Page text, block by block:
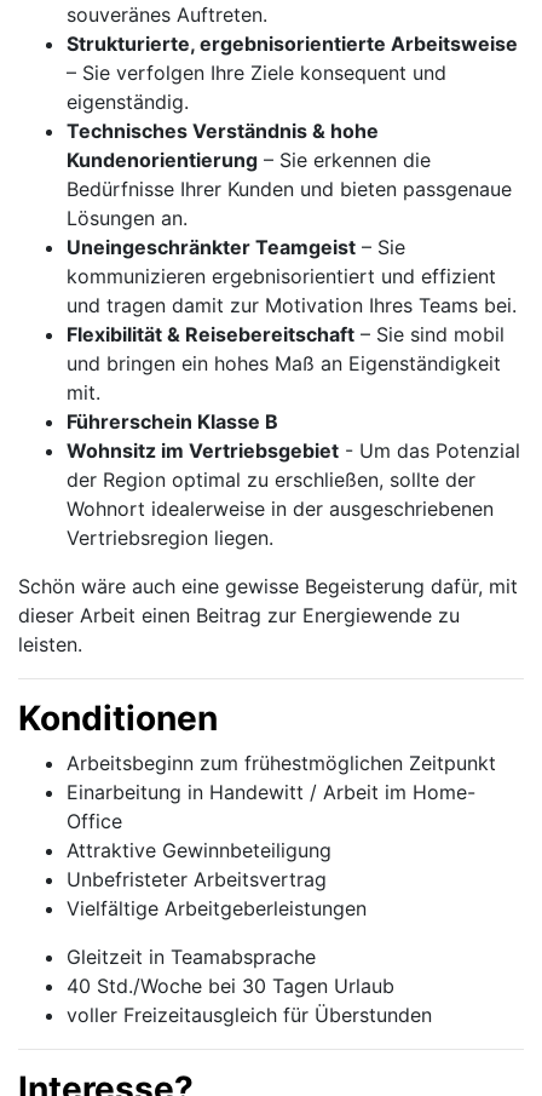
souveränes Auftreten.
Strukturierte, ergebnisorientierte Arbeitsweise
– Sie verfolgen Ihre Ziele konsequent und
eigenständig.
Technisches Verständnis & hohe
Kundenorientierung – Sie erkennen die
Bedürfnisse Ihrer Kunden und bieten passgenaue
Lösungen an.
Uneingeschränkter Teamgeist – Sie
kommunizieren ergebnisorientiert und effizient
und tragen damit zur Motivation Ihres Teams bei.
Flexibilität & Reisebereitschaft – Sie sind mobil
und bringen ein hohes Maß an Eigenständigkeit
mit.
Führerschein Klasse B
Wohnsitz im Vertriebsgebiet - Um das Potenzial
der Region optimal zu erschließen, sollte der
Wohnort idealerweise in der ausgeschriebenen
Vertriebsregion liegen.
Schön wäre auch eine gewisse Begeisterung dafür, mit
dieser Arbeit einen Beitrag zur Energiewende zu
leisten.
Konditionen
Arbeitsbeginn zum frühestmöglichen Zeitpunkt
Einarbeitung in Handewitt / Arbeit im Home-
Office
Attraktive Gewinnbeteiligung
Unbefristeter Arbeitsvertrag
Vielfältige Arbeitgeberleistungen
Gleitzeit in Teamabsprache
40 Std./Woche bei 30 Tagen Urlaub
voller Freizeitausgleich für Überstunden